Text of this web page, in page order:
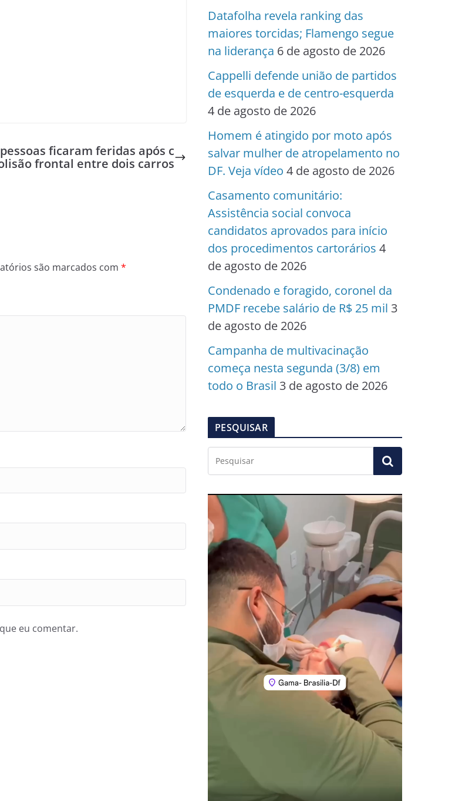
ficaram feridas após c
frontal entre dois carros
são marcados com *
eu comentar.
Datafolha revela ranking das
maiores torcidas; Flamengo segue
na liderança 6 de agosto de 2026
Cappelli defende união de partidos
de esquerda e de centro-esquerda
4 de agosto de 2026
Homem é atingido por moto após
salvar mulher de atropelamento no
DF. Veja vídeo 4 de agosto de 2026
Casamento comunitário:
Assistência social convoca
candidatos aprovados para início
dos procedimentos cartorários 4
de agosto de 2026
Condenado e foragido, coronel da
PMDF recebe salário de R$ 25 mil 3
de agosto de 2026
Campanha de multivacinação
começa nesta segunda (3/8) em
todo o Brasil 3 de agosto de 2026
PESQUISAR